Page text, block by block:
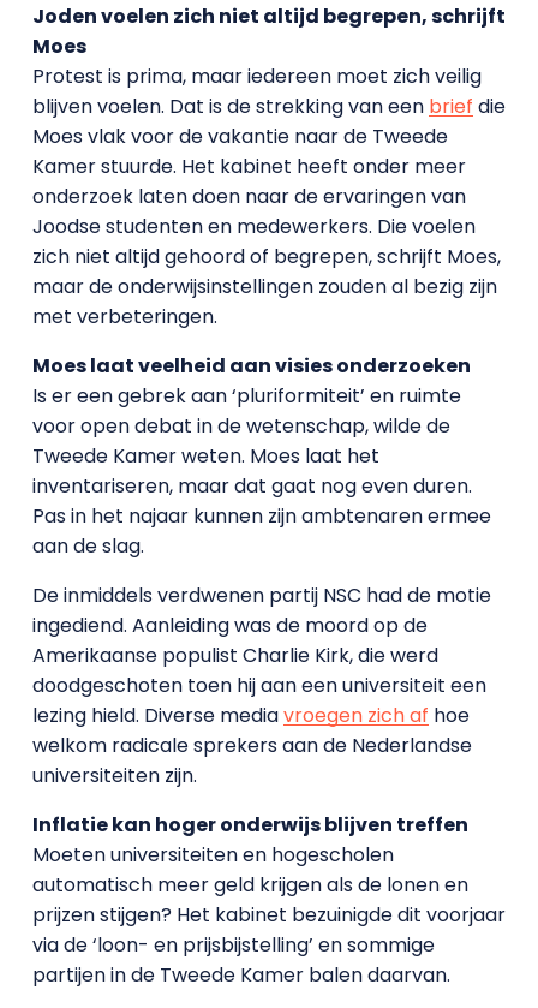
Joden voelen zich niet altijd begrepen, schrijft
Moes
Protest is prima, maar iedereen moet zich veilig
blijven voelen. Dat is de strekking van een brief die
Moes vlak voor de vakantie naar de Tweede
Kamer stuurde. Het kabinet heeft onder meer
onderzoek laten doen naar de ervaringen van
Joodse studenten en medewerkers. Die voelen
zich niet altijd gehoord of begrepen, schrijft Moes,
maar de onderwijsinstellingen zouden al bezig zijn
met verbeteringen.
Moes laat veelheid aan visies onderzoeken
Is er een gebrek aan ‘pluriformiteit’ en ruimte
voor open debat in de wetenschap, wilde de
Tweede Kamer weten. Moes laat het
inventariseren, maar dat gaat nog even duren.
Pas in het najaar kunnen zijn ambtenaren ermee
aan de slag.
De inmiddels verdwenen partij NSC had de motie
ingediend. Aanleiding was de moord op de
Amerikaanse populist Charlie Kirk, die werd
doodgeschoten toen hij aan een universiteit een
lezing hield. Diverse mediavroegen zich af hoe
welkom radicale sprekers aan de Nederlandse
universiteiten zijn.
Inflatie kan hoger onderwijs blijven treffen
Moeten universiteiten en hogescholen
automatisch meer geld krijgen als de lonen en
prijzen stijgen? Het kabinet bezuinigde dit voorjaar
via de ‘loon- en prijsbijstelling’ en sommige
partijen in de Tweede Kamer balen daarvan.